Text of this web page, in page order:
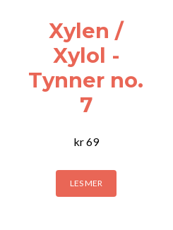
Xylen /
Xylol -
Tynner no.
7
kr69
LES MER